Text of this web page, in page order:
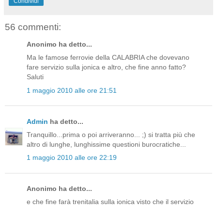
56 commenti:
Anonimo ha detto...
Ma le famose ferrovie della CALABRIA che dovevano
fare servizio sulla jonica e altro, che fine anno fatto?
Saluti
1 maggio 2010 alle ore 21:51
Admin ha detto...
Tranquillo...prima o poi arriveranno... ;) si tratta più che
altro di lunghe, lunghissime questioni burocratiche...
1 maggio 2010 alle ore 22:19
Anonimo ha detto...
e che fine farà trenitalia sulla ionica visto che il servizio